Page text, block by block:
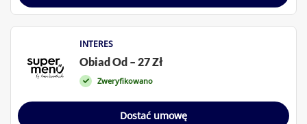
INTERES
Obiad Od – 27 Zł
Zweryfikowano
Dostać umowę